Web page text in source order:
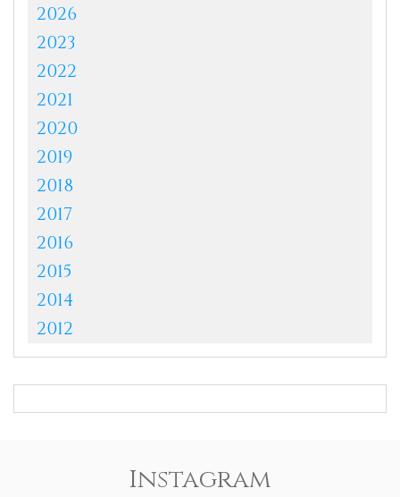
2026
2023
2022
2021
2020
2019
2018
2017
2016
2015
2014
2012
Instagram